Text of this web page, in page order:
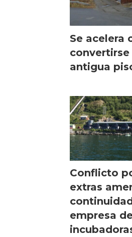
Se acelera
convertirse
antigua
Conflicto
extras
empresa